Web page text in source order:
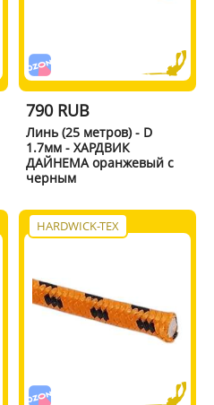
790 RUB
Линь (25 метров) - D
1.7мм - ХАРДВИК
ДАЙНЕМА оранжевый с
черным
HARDWICK-TEX